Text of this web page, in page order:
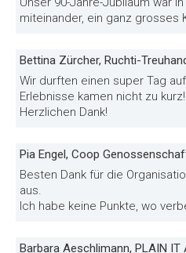
miteinander, ein ganz grosses
Bettina Zürcher, Ruchti-
Wir durften einen super Tag
Erlebnisse kamen nicht zu
Herzlichen Dank!
Pia Engel, Coop
Besten Dank für die
aus.
Ich habe keine Punkte, wo
Barbara Aeschlimann, PLAIN IT